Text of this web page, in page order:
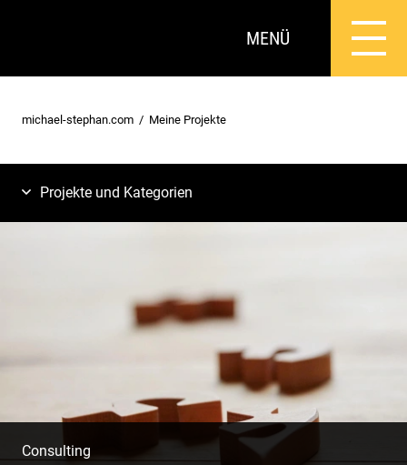
MENÜ
michael-stephan.com Meine Projekte
Projekte und Kategorien
Consulting